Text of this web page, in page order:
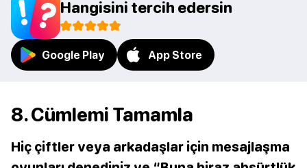
Hangisini tercih edersin
Google Play App Store
8. Cümlemi Tamamla
Hiç çiftler veya arkadaşlar için mesajlaşma